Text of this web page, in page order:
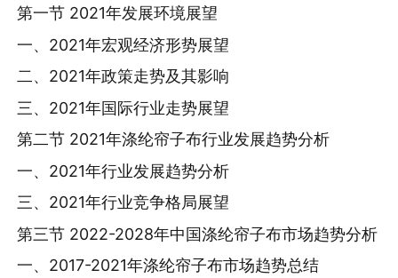
第一节 2021年发展环境展望
一、2021年宏观经济形势展望
二、2021年政策走势及其影响
三、2021年国际行业走势展望
第二节 2021年涤纶帘子布行业发展趋势分析
一、2021年行业发展趋势分析
三、2021年行业竞争格局展望
第三节 2022-2028年中国涤纶帘子布市场趋势分析
一、2017-2021年涤纶帘子布市场趋势总结